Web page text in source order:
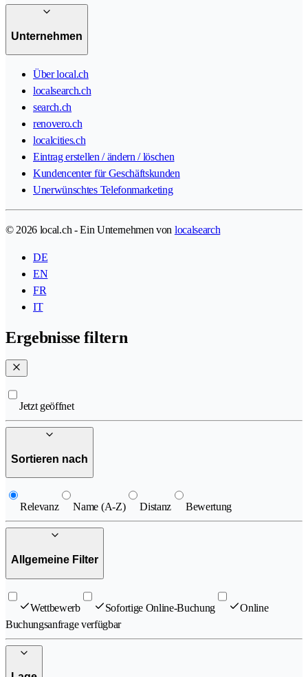
Unternehmen
Über local.ch
localsearch.ch
search.ch
renovero.ch
localcities.ch
Eintrag erstellen / ändern / löschen
Kundencenter für Geschäftskunden
Unerwünschtes Telefonmarketing
© 2026 local.ch - Ein Unternehmen von localsearch
DE
EN
FR
IT
Ergebnisse filtern
Jetzt geöffnet
Sortieren nach
Relevanz Name (A-Z) Distanz Bewertung
Allgemeine Filter
Wettbewerb Sofortige Online-Buchung
Online
Buchungsanfrage verfügbar